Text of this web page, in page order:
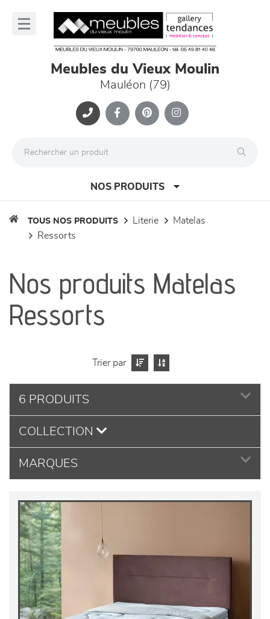
Meubles du Vieux Moulin
Mauléon (79)
NOS PRODUITS
séjours
meubles de complément
literie
décoration
TOUS NOS PRODUITS literie
matelas
ressorts
Nos produits Matelas
Ressorts
Trier par
6 PRODUITS
COLLECTION
MARQUES